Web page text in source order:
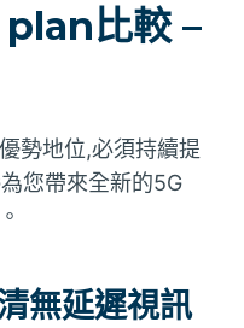
比較 –
勢地位,必須持續提
您帶來全新的5G
無延遲視訊